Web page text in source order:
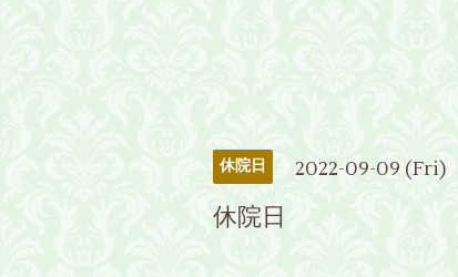
休院日 2022-09-09 (Fri)
休院日